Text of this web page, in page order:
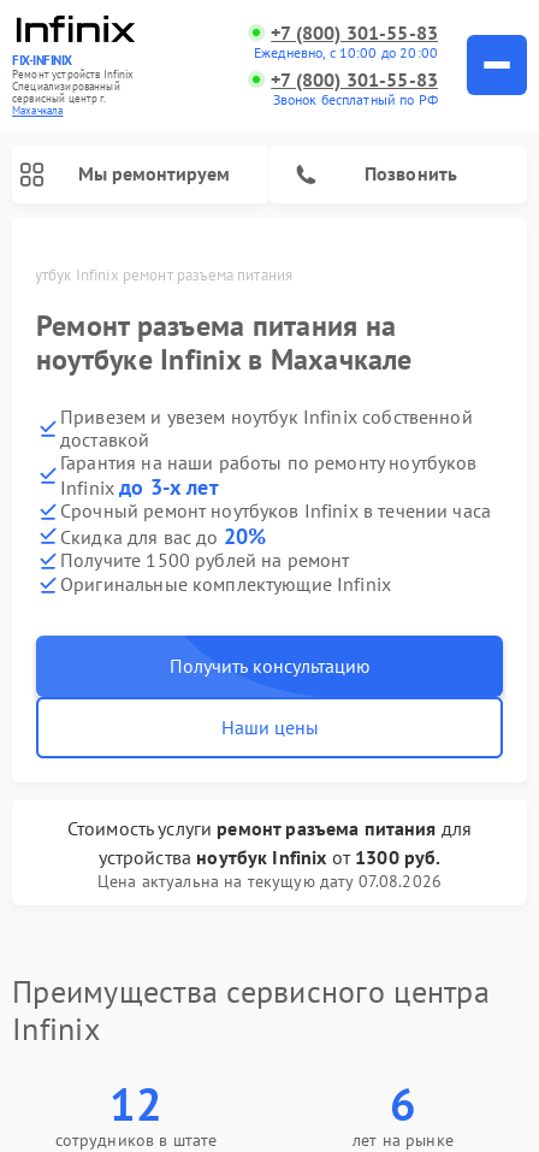
FIX-INFINIX
Ремонт устройств Infinix
Специализированный
cервисный центр г.
Махачкала
+7 (800) 301-55-83
Ежедневно, с 10:00 до 20:00
+7 (800) 301-55-83
Звонок бесплатный по РФ
Мы ремонтируем Позвонить
Ноутбук Infinix ремонт разъема питания
Ремонт разъема питания на
ноутбуке Infinix в Махачкале
Привезем и увезем ноутбук Infinix собственной
доставкой
Гарантия на наши работы по ремонту ноутбуков
Infinixдо 3-х лет
Срочный ремонт ноутбуков Infinix в течении часа
Скидка для вас до 20%
Получите 1500 рублей на ремонт
Оригинальные комплектующие Infinix
Получить консультацию
Наши цены
Стоимость услуги ремонт разъема питания для
устройства ноутбук Infinix от 1300 руб.
Цена актуальна на текущую дату 07.08.2026
Преимущества сервисного центра
Infinix
12
сотрудников в штате
6
лет на рынке